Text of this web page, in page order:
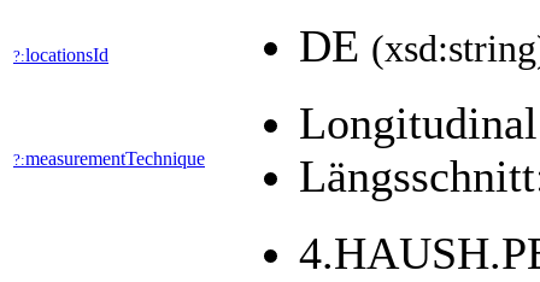
?:locationsId DE
?:measurementTechnique